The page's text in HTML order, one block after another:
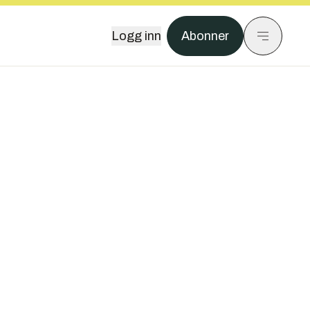
Logg inn Abonner